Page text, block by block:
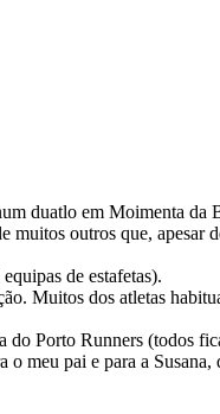
duatlo em Moimenta
outros que, apesar
de estafetas).
Muitos dos atletas
Porto Runners (todos
meu pai e para a